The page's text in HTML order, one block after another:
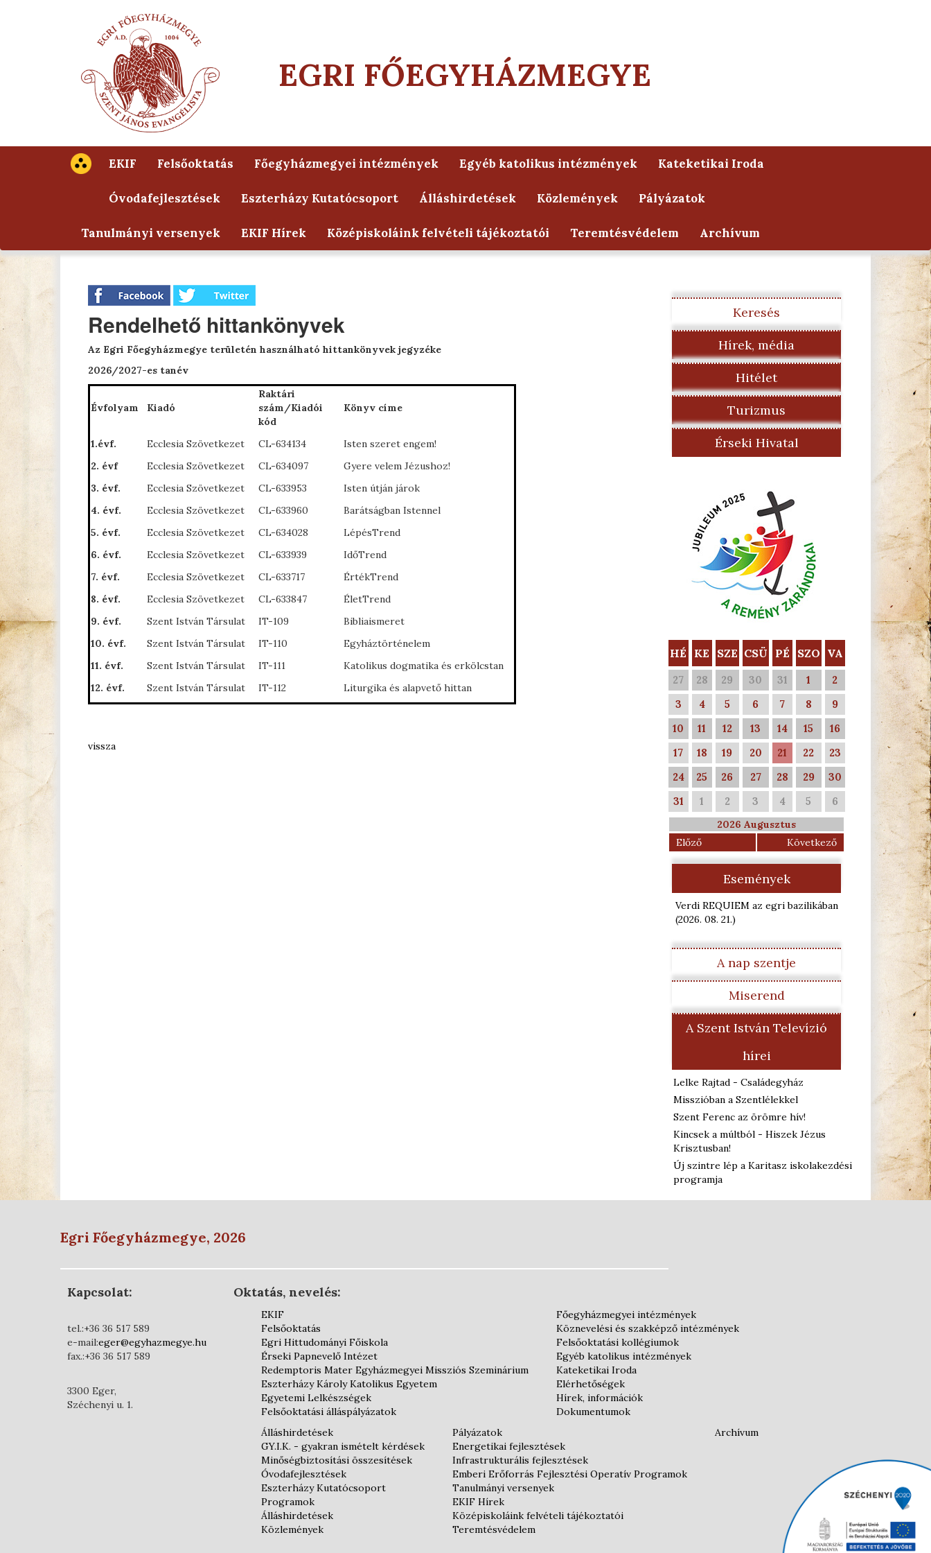
EGRI FŐEGYHÁZMEGYE
EKIF Felsőoktatás Főegyházmegyei intézmények Egyéb katolikus intézmények Kateketikai Iroda
Óvodafejlesztések Eszterházy Kutatócsoport Álláshirdetések Közlemények Pályázatok
Tanulmányi versenyek EKIF Hírek Középiskoláink felvételi tájékoztatói Teremtésvédelem Archívum
Rendelhető hittankönyvek
Az Egri Főegyházmegye területén használható hittankönyvek jegyzéke
2026/2027-es tanév
Évfolyam Kiadó
Raktári
szám/Kiadói
kód
Könyv címe
1.évf. Ecclesia Szövetkezet CL-634134
Isten szeret engem!
2. évf
Ecclesia Szövetkezet CL-634097
Gyere velem Jézushoz!
3. évf.
Ecclesia Szövetkezet CL-633953
Isten útján járok
4. évf.
Ecclesia Szövetkezet CL-633960
Barátságban Istennel
5. évf.
Ecclesia Szövetkezet CL-634028
LépésTrend
6. évf.
Ecclesia Szövetkezet CL-633939
IdőTrend
7. évf.
Ecclesia Szövetkezet CL-633717
ÉrtékTrend
8. évf.
Ecclesia Szövetkezet CL-633847
ÉletTrend
9. évf.
Szent István Társulat IT-109
Bibliaismeret
10. évf.
Szent István Társulat IT-110
Egyháztörténelem
11. évf.
Szent István Társulat IT-111
Katolikus dogmatika és erkölcstan
12. évf.
Szent István Társulat IT-112 Liturgika és alapvető hittan
vissza
Keresés
Hírek, média
Hitélet
Turizmus
Érseki Hivatal
HÉ KE SZE CSÜ PÉ SZO VA
27 28 29 30 31 1
2
3
4 5 6 7 8
9
10
11 12 13 14 15
16
17
18 19 20 21 22
23
24
25 26 27 28 29
30
31
1 2 3 4 5 6
2026 Augusztus
Előző
Következő
Események
Verdi REQUIEM az egri bazilikában
(2026. 08. 21.)
A nap szentje
Miserend
A Szent István Televízió
hírei
Lelke Rajtad - Családegyház
Misszióban a Szentlélekkel
Szent Ferenc az örömre hív!
Kincsek a múltból - Hiszek Jézus
Krisztusban!
Új szintre lép a Karitasz iskolakezdési
programja
Egri Főegyházmegye, 2026
Kapcsolat:
tel.:+36 36 517 589
e-mail:eger@egyhazmegye.hu
fax.:+36 36 517 589
3300 Eger,
Széchenyi u. 1.
Oktatás, nevelés:
EKIF
Felsőoktatás
Egri Hittudományi Főiskola
Érseki Papnevelő Intézet
Redemptoris Mater Egyházmegyei Missziós Szeminárium
Eszterházy Károly Katolikus Egyetem
Egyetemi Lelkészségek
Felsőoktatási álláspályázatok
Főegyházmegyei intézmények
Köznevelési és szakképző intézmények
Felsőoktatási kollégiumok
Egyéb katolikus intézmények
Kateketikai Iroda
Elérhetőségek
Hírek, információk
Dokumentumok
Álláshirdetések
GY.I.K. - gyakran ismételt kérdések
Minőségbiztosítási összesítések
Óvodafejlesztések
Eszterházy Kutatócsoport
Programok
Álláshirdetések
Közlemények
Pályázatok
Energetikai fejlesztések
Infrastrukturális fejlesztések
Emberi Erőforrás Fejlesztési Operatív Programok
Tanulmányi versenyek
EKIF Hírek
Középiskoláink felvételi tájékoztatói
Teremtésvédelem
Archívum